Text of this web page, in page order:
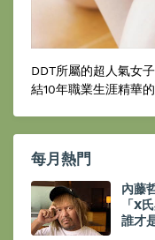
DDT所屬的超人氣女
結10年職業生涯精華
每月熱門
內藤
「X
誰才